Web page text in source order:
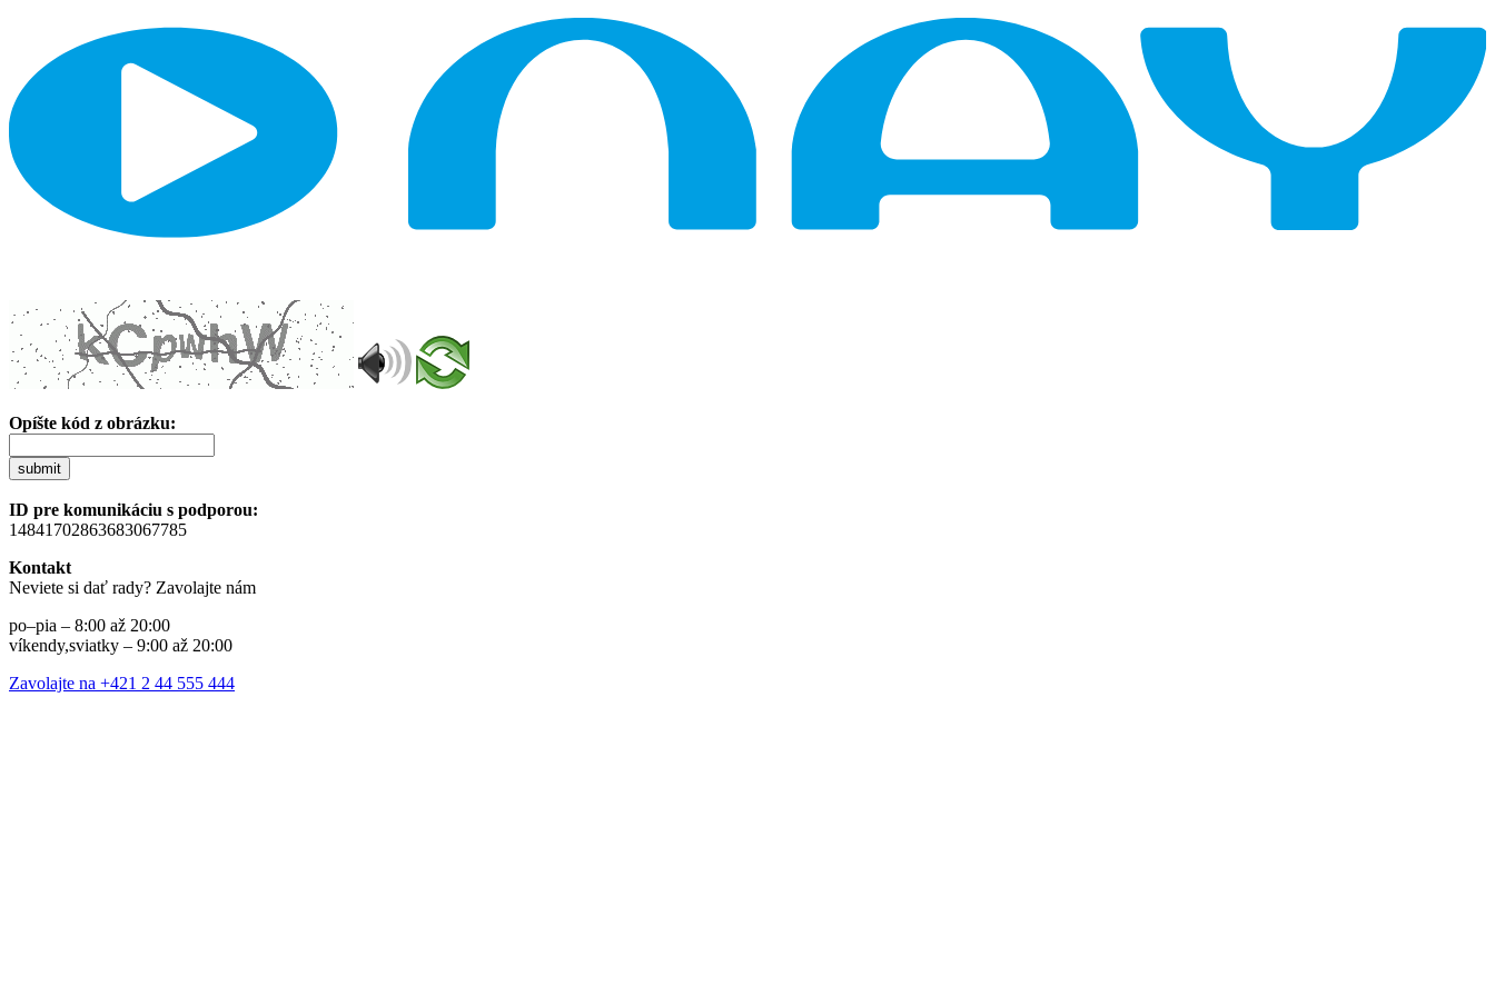
Opíšte kód z obrázku:
submit
ID pre komunikáciu s podporou:
14841702863683067785
Kontakt
Neviete si dať rady? Zavolajte nám
po–pia – 8:00 až 20:00
víkendy,sviatky – 9:00 až 20:00
Zavolajte na +421 2 44 555 444